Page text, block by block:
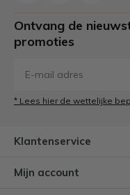
Ontvang de
promoties
* Lees hier de wettelijke
Klantenservice
Mijn account